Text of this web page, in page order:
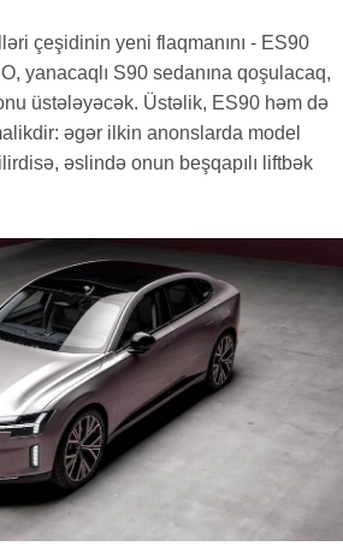
çeşidinin yeni flaqmanını - ES90
yanacaqlı S90 sedanına qoşulacaq,
üstələyəcək. Üstəlik, ES90 həm də
əgər ilkin anonslarda model
əslində onun beşqapılı liftbək